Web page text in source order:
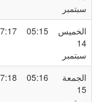
05:15
07:17
05:16
07:18